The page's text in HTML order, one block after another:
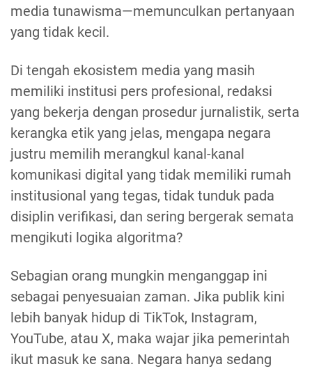
media tunawisma—memunculkan pertanyaan
yang tidak kecil.
Di tengah ekosistem media yang masih
memiliki institusi pers profesional, redaksi
yang bekerja dengan prosedur jurnalistik, serta
kerangka etik yang jelas, mengapa negara
justru memilih merangkul kanal-kanal
komunikasi digital yang tidak memiliki rumah
institusional yang tegas, tidak tunduk pada
disiplin verifikasi, dan sering bergerak semata
mengikuti logika algoritma?
Sebagian orang mungkin menganggap ini
sebagai penyesuaian zaman. Jika publik kini
lebih banyak hidup di TikTok, Instagram,
YouTube, atau X, maka wajar jika pemerintah
ikut masuk ke sana. Negara hanya sedang